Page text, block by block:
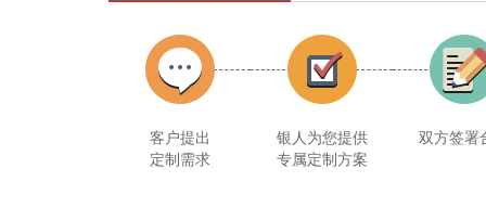
客户提出
定制需求
银人为您提供
专属定制方案
双方签署